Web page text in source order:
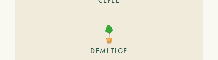
DEMI TIGE